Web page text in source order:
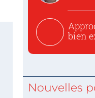
bien
Nouvelles